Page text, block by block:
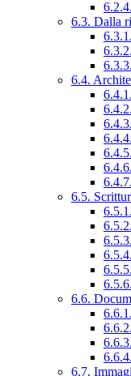
6.3. Dalla
6.4.
6.5.
6.6.
6.7.